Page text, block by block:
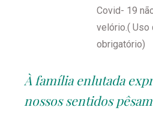
Covid- 19
velório.( Uso
obrigatório)
À família enlutada
nossos sentidos